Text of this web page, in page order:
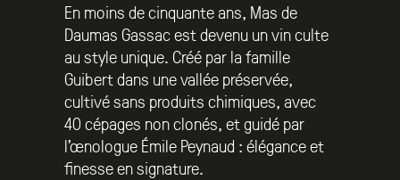
En moins de cinquante ans, Mas de
Daumas Gassac est devenu un vin culte
au style unique. Créé par la famille
Guibert dans une vallée préservée,
cultivé sans produits chimiques, avec
40 cépages non clonés, et guidé par
l’œnologue Émile Peynaud : élégance et
finesse en signature.